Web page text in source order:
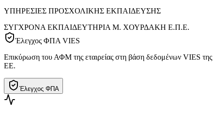
ΥΠΗΡΕΣΙΕΣ ΠΡΟΣΧΟΛΙΚΗΣ ΕΚΠΑΙΔΕΥΣΗΣ
ΣΥΓΧΡΟΝΑ ΕΚΠΑΙΔΕΥΤΗΡΙΑ Μ. ΧΟΥΡΔΑΚΗ Ε.Π.Ε.
Έλεγχος ΦΠΑ VIES
Επικύρωση του ΑΦΜ της εταιρείας στη βάση δεδομένων VIES της
ΕΕ.
Έλεγχος ΦΠΑ